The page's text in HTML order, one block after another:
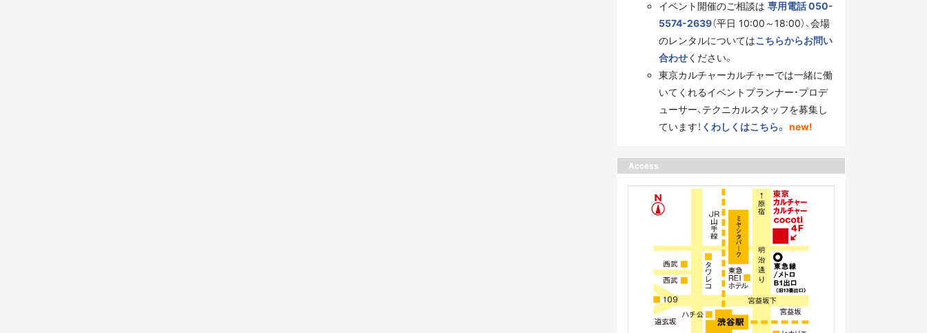
イベント開催のご相談は 専用電話 050-
5574-2639（平日 10:00～18:00）、会場
のレンタルについてはこちらからお問い
合わせください。
東京カルチャーカルチャーでは一緒に働
いてくれるイベントプランナー・プロデ
ューサー、テクニカルスタッフを募集し
ています！ くわしくはこちら。 new!
Access